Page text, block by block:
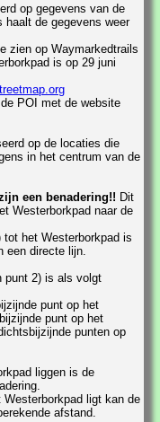
op gegevens van de
haalt de gegevens weer
zien op Waymarkedtrails
is op 29 juni
POI met de website
op de locaties die
in het centrum van de
een benadering!! Dit
Westerborkpad naar de
het Westerborkpad is
een directe lijn.
punt 2) is als volgt
punt op het
punt op het
punten op
liggen is de
ligt kan de
afstand.